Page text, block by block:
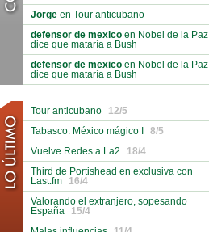
Jorge en Tour anticubano
defensor de mexico en Nobel de la Paz
dice que mataría a Bush
defensor de mexico en Nobel de la Paz
dice que mataría a Bush
Tour anticubano
12/5
Tabasco. México mágico I
8/5
Vuelve Redes a La2
18/4
Third de Portishead en exclusiva con
Last.fm
16/4
Valorando el extranjero, sopesando
España
15/4